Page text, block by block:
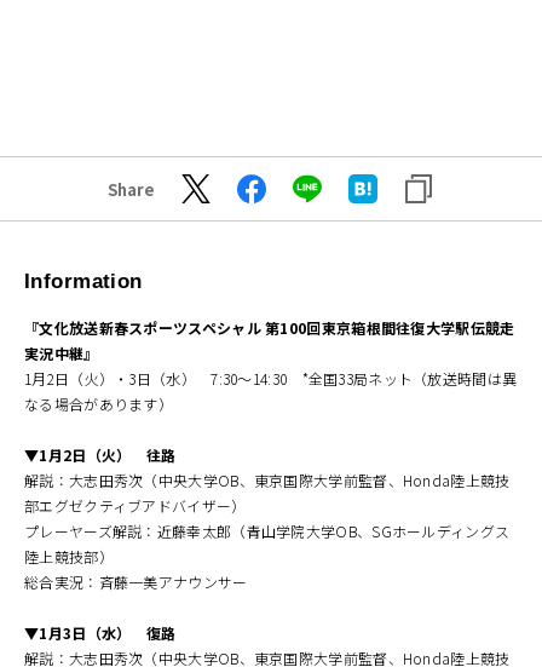
Share
Information
『文化放送新春スポーツスペシャル 第100回東京箱根間往復大学駅伝競走
実況中継』
1月2日（火）・3日（水） 7:30～14:30 *全国33局ネット（放送時間は異
なる場合があります）
▼1月2日（火） 往路
解説：大志田秀次（中央大学OB、東京国際大学前監督、Honda陸上競技
部エグゼクティブアドバイザー）
プレーヤーズ解説：近藤幸太郎（青山学院大学OB、SGホールディングス
陸上競技部）
総合実況：斉藤一美アナウンサー
▼1月3日（水） 復路
解説：大志田秀次（中央大学OB、東京国際大学前監督、Honda陸上競技